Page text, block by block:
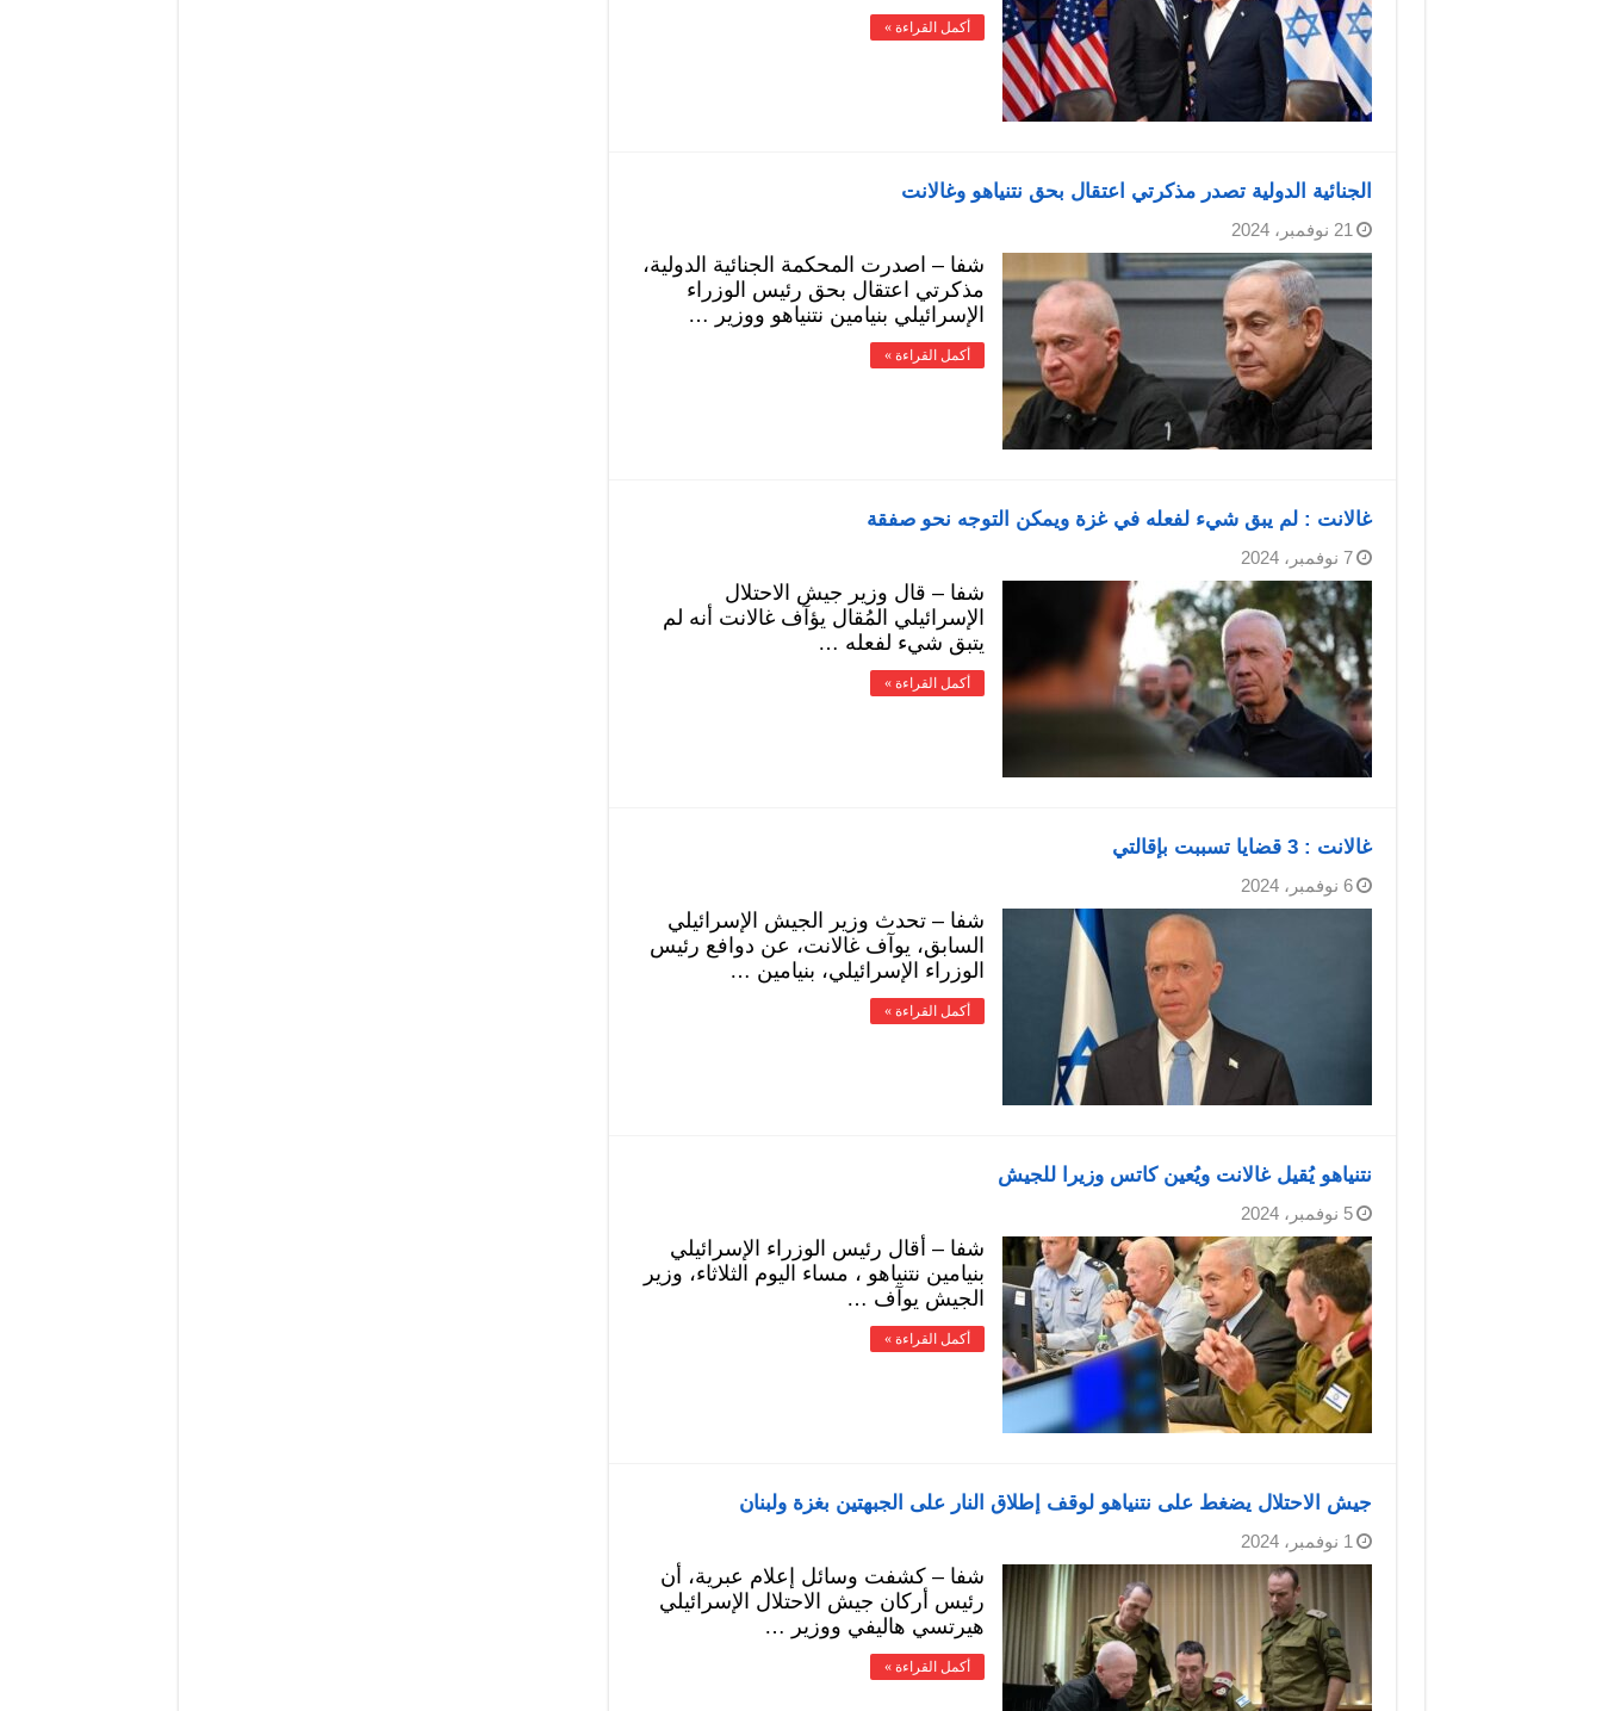
أكمل القراءة »
الجنائية الدولية تصدر مذكرتي اعتقال بحق نتنياهو وغالانت
21 نوفمبر، 2024
شفا – اصدرت المحكمة الجنائية الدولية،
مذكرتي اعتقال بحق رئيس الوزراء
الإسرائيلي بنيامين نتنياهو ووزير …
أكمل القراءة »
غالانت : لم يبق شيء لفعله في غزة ويمكن التوجه نحو صفقة
7 نوفمبر، 2024
شفا – قال وزير جيش الاحتلال
الإسرائيلي المُقال يؤآف غالانت أنه لم
يتبق شيء لفعله …
أكمل القراءة »
غالانت : 3 قضايا تسببت بإقالتي
6 نوفمبر، 2024
شفا – تحدث وزير الجيش الإسرائيلي
السابق، يوآف غالانت، عن دوافع رئيس
الوزراء الإسرائيلي، بنيامين …
أكمل القراءة »
نتنياهو يُقيل غالانت ويُعين كاتس وزيرا للجيش
5 نوفمبر، 2024
شفا – أقال رئيس الوزراء الإسرائيلي
بنيامين نتنياهو ، مساء اليوم الثلاثاء، وزير
الجيش يوآف …
أكمل القراءة »
جيش الاحتلال يضغط على نتنياهو لوقف إطلاق النار على الجبهتين بغزة ولبنان
1 نوفمبر، 2024
شفا – كشفت وسائل إعلام عبرية، أن
رئيس أركان جيش الاحتلال الإسرائيلي
هيرتسي هاليفي ووزير …
أكمل القراءة »